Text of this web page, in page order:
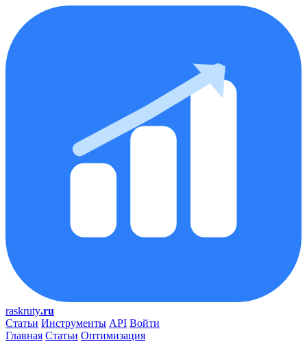
raskruty.ru
Статьи Инструменты API Войти
Главная Статьи Оптимизация